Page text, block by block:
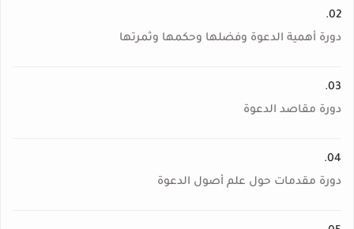
02.
دورة أهمية الدعوة وفضلها وحكمها وثمرتها
03.
دورة مقاصد الدعوة
04.
دورة مقدمات حول علم أصول الدعوة